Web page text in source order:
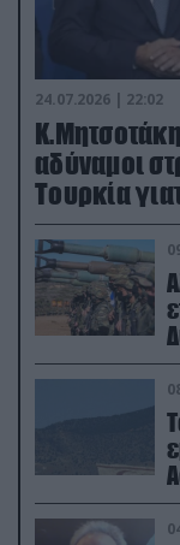
24.07.2026 | 22:02
αδύναμοι
Τουρκία
(βίντεο)